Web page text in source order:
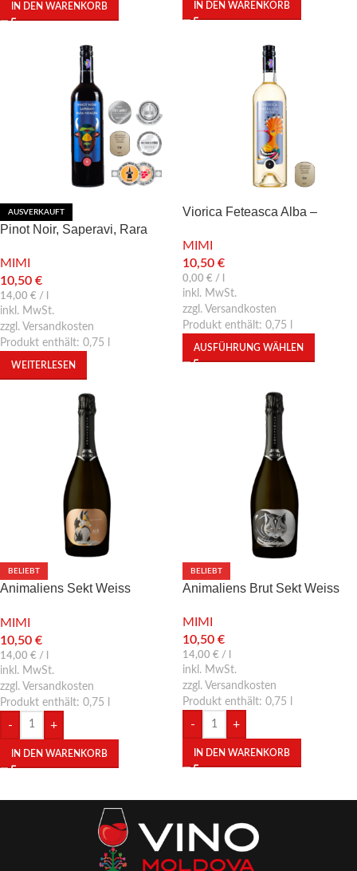
IN DEN WARENKORB IN DEN WARENKORB
AUSVERKAUFT
Pinot Noir, Saperavi, Rara
MIMI
10,50 €
14,00 € /
inkl. MwSt.
zzgl. Versandkosten
Produkt enthält: 0,75
WEITERLESEN
Viorica Feteasca Alba –
MIMI
10,50 €
0,00 € /
inkl. MwSt.
zzgl. Versandkosten
Produkt enthält: 0,75
AUSFÜHRUNG WÄHLEN
BELIEBT
Animaliens Sekt Weiss
MIMI
10,50 €
14,00 € /
inkl. MwSt.
zzgl. Versandkosten
Produkt enthält: 0,75
- +
IN DEN WARENKORB
BELIEBT
Animaliens Brut Sekt Weiss
MIMI
10,50 €
14,00 € /
inkl. MwSt.
zzgl. Versandkosten
Produkt enthält: 0,75
- +
IN DEN WARENKORB